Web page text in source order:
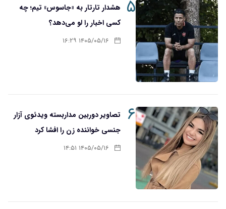
۵
هشدار تارتار به «جاسوس» تیم؛ چه
کسی اخبار را لو می‌دهد؟
۱۴۰۵/۰۵/۱۶ ۱۶:۲۹
۶
تصاویر دوربین مداربسته ویدئوی آزار
جنسی خواننده زن را افشا کرد
۱۴۰۵/۰۵/۱۶ ۱۴:۵۱